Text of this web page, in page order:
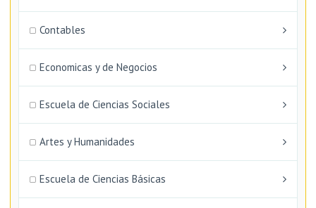
Contables
Economicas y de Negocios
Escuela de Ciencias Sociales
Artes y Humanidades
Escuela de Ciencias Básicas